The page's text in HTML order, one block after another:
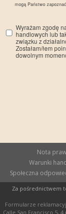
mogą Państwo
Wyrażam zgodę
handlowych lub
związku z
Zostałam/łem
dowolnym
Nota
Warunki
Społeczna
Za pośrednictwem
Formularze
Calle San Francisco 5,